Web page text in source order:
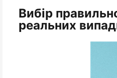
Вибір
реальних